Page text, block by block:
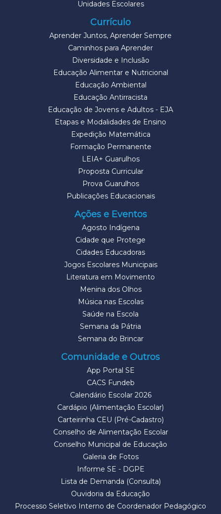
Unidades Escolares
Currículo
Aprender Juntos, Aprender Sempre
Caminhos para Aprender
Diversidade e Inclusão
Educação Alimentar e Nutricional
Educação Ambiental
Educação Antirracista
Educação de Jovens e Adultos - EJA
Etapas e Modalidades de Ensino
Expedição Matemática
Formação Permanente
LEIA+ Guarulhos
Proposta Curricular
Prova Guarulhos
Publicações Educacionais
Ações e Eventos
Agosto Indígena
Cidade que Protege
Cidades Educadoras
Jogos Escolares Municipais
Literatura em Movimento
Menina dos Olhos
Música nas Escolas
Saúde na Escola
Semana da Pátria
Semana do Brincar
Comunidade e Outros
App Portal SE
CACS Fundeb
Calendário Escolar 2026
Cardápio (Alimentação Escolar)
Carteirinha CEU (Pré-Cadastro)
Conselho de Alimentação Escolar
Conselho Municipal de Educação
Galeria de Fotos
Informe SE - DGPE
Lista de Demanda (Consulta)
Ouvidoria da Educação
Processo Seletivo Interno de Coordenador Pedagógico